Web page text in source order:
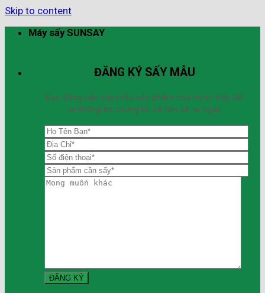
Skip to content
Máy sấy SUNSAY
ĐĂNG KÝ SẤY MẪU
Bạn đang cần sấy mẫu sản phẩm của mình. Hãy để
lại thông tin chúng tôi sẽ liên hệ lại ngay.